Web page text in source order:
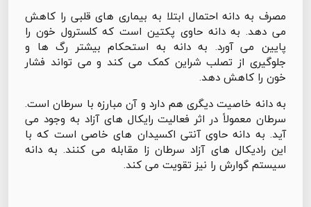
مصرف به دانه احتمال ابتلا به بیماری های قلبی را کاهش
می دهد. به دانه حاوی پکتین است که کلسترول خون را
پایین می آورد. به دانه به استحکام بیشتر رگ ها و
جلوگیری از تصلب شراین کمک می کند و می تواند فشار
خون را کاهش دهد.
به دانه خاصیت دیگری هم دارد و آن مبارزه با سرطان است.
سرطان معمولاً در اثر فعالیت رایکال های آزاد به وجود می
آید. به دانه حاوی آنتی اکسیدان های خاصی است که با
این رادیکال های آزاد سرطان زا مقابله می کنند. به دانه
سیستم گوارش را نیز تقویت می کند.